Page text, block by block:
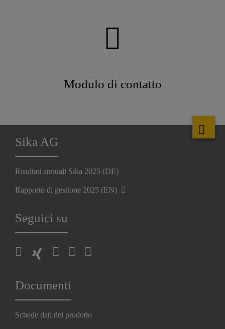
Modulo di contatto
Sika AG
Risultati annuali Sika 2025 (DE)
Rapporto di gestione 2025 (EN)
Seguici su
Documenti
Schede dati del prodotto